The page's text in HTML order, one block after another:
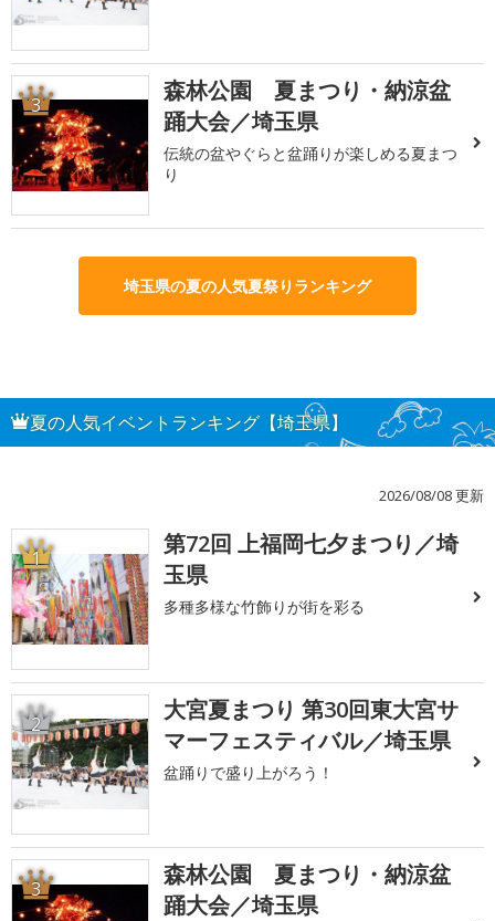
3
森林公園 夏まつり・納涼盆
踊大会／埼玉県
伝統の盆やぐらと盆踊りが楽しめる夏まつ
り
埼玉県の夏の人気夏祭りランキング
夏の人気イベントランキング【埼玉県】
2026/08/08 更新
1
第72回 上福岡七夕まつり／埼
玉県
多種多様な竹飾りが街を彩る
2
大宮夏まつり 第30回東大宮サ
マーフェスティバル／埼玉県
盆踊りで盛り上がろう！
3
森林公園 夏まつり・納涼盆
踊大会／埼玉県